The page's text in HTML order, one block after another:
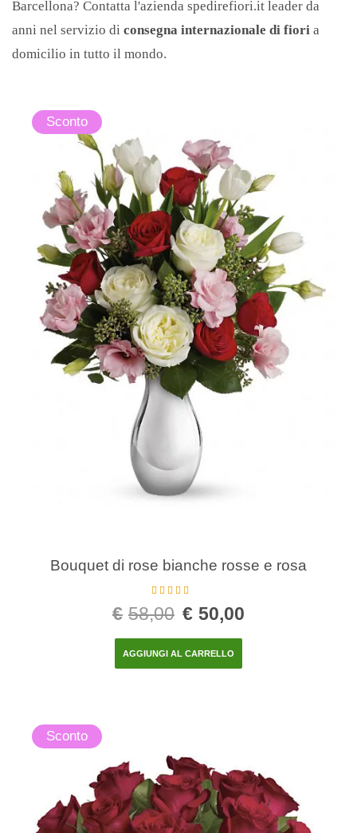
Epifania
Nascita
Barcellona? Contatta l'azienda spedirefiori.it leader da
anni nel servizio di consegna internazionale di fiori a
domicilio in tutto il mondo.
Sconto
Bouquet di rose bianche rosse e rosa
4.00su 5
€ 58,00 € 50,00
AGGIUNGI AL CARRELLO
Sconto